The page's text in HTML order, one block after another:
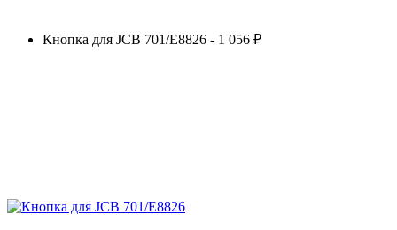
Кнопка для JCB 701/E8826 - 1 056 ₽